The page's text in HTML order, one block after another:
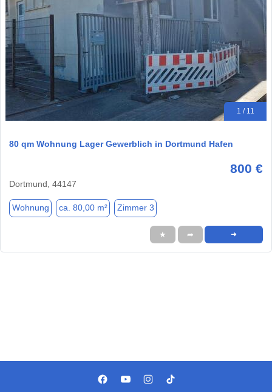
1 / 11
80 qm Wohnung Lager Gewerblich in Dortmund Hafen
800 €
Dortmund, 44147
Wohnung ca. 80,00 m² Zimmer 3
★ ➦ ➜